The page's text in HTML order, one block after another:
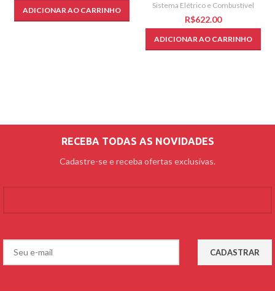
ADICIONAR AO CARRINHO
Sistema Elétrico e Combustível
R$
ADICIONAR AO CARRINHO
RECEBA TODAS AS NOVIDADES
Cadastre-se e receba ofertas exclusivas.